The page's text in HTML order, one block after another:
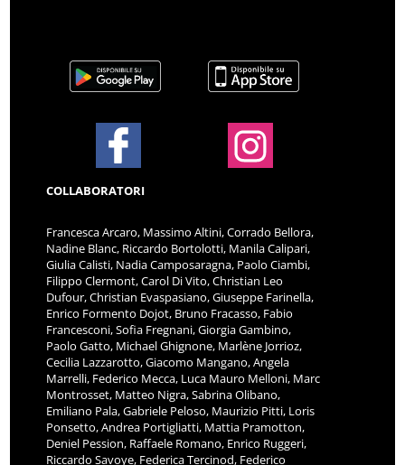
COLLABORATORI
Francesca Arcaro, Massimo Altini, Corrado Bellora,
Nadine Blanc, Riccardo Bortolotti, Manila Calipari,
Giulia Calisti, Nadia Camposaragna, Paolo Ciambi,
Filippo Clermont, Carol Di Vito, Christian Leo
Dufour, Christian Evaspasiano, Giuseppe Farinella,
Enrico Formento Dojot, Bruno Fracasso, Fabio
Francesconi, Sofia Fregnani, Giorgia Gambino,
Paolo Gatto, Michael Ghignone, Marlène Jorrioz,
Cecilia Lazzarotto, Giacomo Mangano, Angela
Marrelli, Federico Mecca, Luca Mauro Melloni, Marc
Montrosset, Matteo Nigra, Sabrina Olibano,
Emiliano Pala, Gabriele Peloso, Maurizio Pitti, Loris
Ponsetto, Andrea Portigliatti, Mattia Pramotton,
Deniel Pession, Raffaele Romano, Enrico Ruggeri,
Riccardo Savoye, Federica Tercinod, Federico